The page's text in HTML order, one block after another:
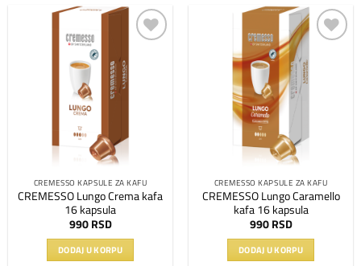
CREMESSO KAPSULE ZA KAFU
CREMESSO Lungo Crema kafa
16 kapsula
990 RSD
DODAJ U KORPU
CREMESSO KAPSULE ZA KAFU
CREMESSO Lungo Caramello
kafa 16 kapsula
990 RSD
DODAJ U KORPU